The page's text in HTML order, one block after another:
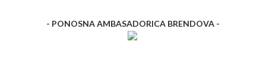
- PONOSNA AMBASADORICA BRENDOVA -